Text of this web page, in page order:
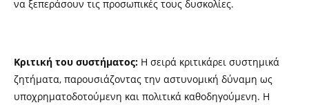
να ξεπεράσουν τις προσωπικές τους δυσκολίες.
Κριτική του συστήματος: Η σειρά κριτικάρει συστημικά
ζητήματα, παρουσιάζοντας την αστυνομική δύναμη ως
υποχρηματοδοτούμενη και πολιτικά καθοδηγούμενη. Η